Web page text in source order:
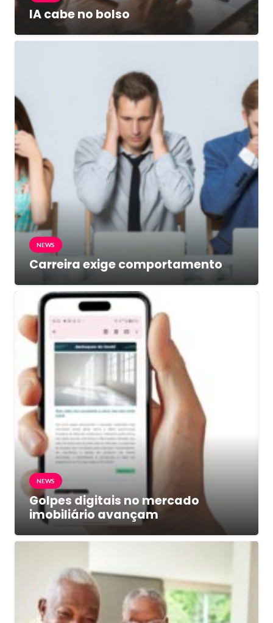
IA cabe no bolso
NEWS
Carreira exige comportamento
NEWS
Golpes digitais no mercado
imobiliário avançam